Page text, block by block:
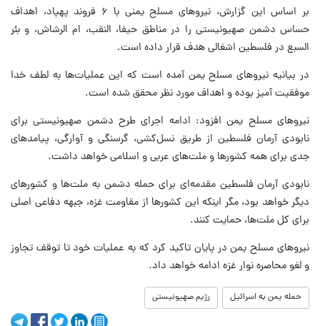
بر اساس این گزارش، نیروهای مسلح یمنی با ۶ فروند پهپاد، اهداف
حساس دشمن صهیونیستی را در مناطق حیفا، النقب، ام الرشاش، و بئر
السبع در فلسطین اشغالی هدف قرار داده است.
در بیانیه نیروهای مسلح یمن آمده است که این عملیات‌ها به لطف خدا
موفقیت آمیز بوده و اهداف مورد نظر محقق شده است.
نیروهای مسلح یمن افزود: ادامه اجرای طرح دشمن صهیونیستی برای
نابودی آرمان فلسطین از طریق نسل‌کشی، گرسنگی و آوارگی، پیامدهای
جدی برای همه کشورها و ملت‌های عربی و اسلامی خواهد داشت.
نابودی آرمان فلسطین مقدمه‌ای برای حمله دشمن به ملت‌ها و کشورهای
دیگر خواهد بود، مگر اینکه این کشورها از مقاومت غزه، جبهه دفاعی اصلی
برای کل ملت‌ها، حمایت کنند.
نیروهای مسلح یمن در پایان تاکید کرد که به عملیات خود تا توقف تجاوز
و لغو محاصره نوار غزه ادامه خواهد داد.
حمله یمن به اسرائیل رژیم صهیونیستی